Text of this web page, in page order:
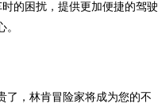
的困扰，提供更加便捷的驾驶
了，林肯冒险家将成为您的不